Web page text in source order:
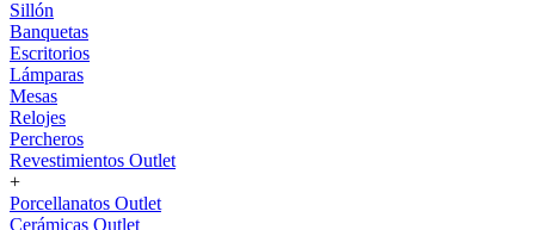
Sillón
Banquetas
Escritorios
Lámparas
Mesas
Relojes
Percheros
Revestimientos Outlet
+
Porcellanatos Outlet
Cerámicas Outlet